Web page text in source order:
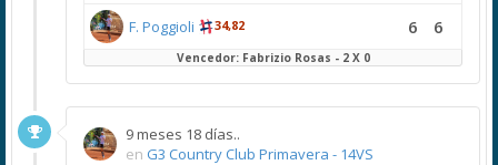
F. Poggioli 34,82 6 6
Vencedor: Fabrizio Rosas - 2 X 0
9 meses 18 días..
en G3 Country Club Primavera - 14VS